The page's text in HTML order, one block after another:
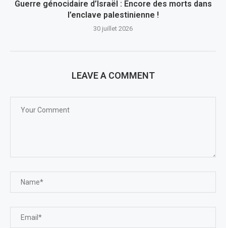
Guerre génocidaire d’Israël : Encore des morts dans
l’enclave palestinienne !
30 juillet 2026
LEAVE A COMMENT